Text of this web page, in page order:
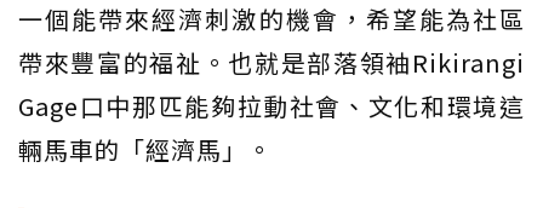
一個能帶來經濟刺激的機會，希望能為社區
帶來豐富的福祉。也就是部落領袖Rikirangi
Gage口中那匹能夠拉動社會、文化和環境這
輛馬車的「經濟馬」。